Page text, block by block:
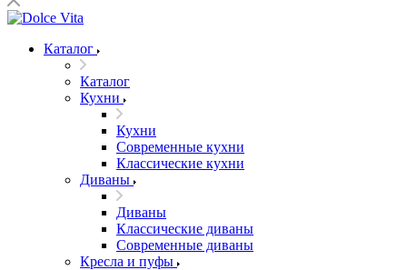
Каталог
Каталог
Кухни
Кухни
Современные кухни
Классические кухни
Диваны
Диваны
Классические диваны
Современные диваны
Кресла и пуфы